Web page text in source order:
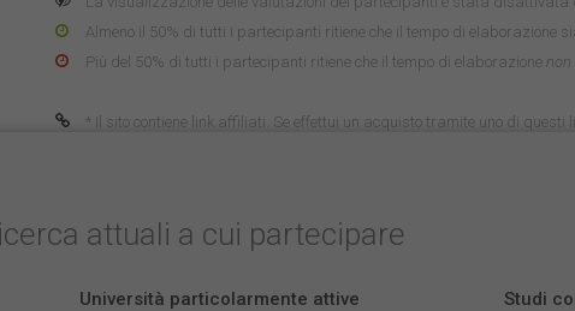
Almeno il 50% di tutti i partecipanti ritiene che il tempo di elaborazione
Più del 50% di tutti i partecipanti ritiene che il tempo di elaborazione non
* Il sito contiene link affiliati. Se effettui un acquisto tramite uno di
attuali a cui partecipare
Università particolarmente attive
Studi